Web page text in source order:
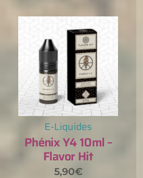
E-Liquides
Phénix Y4 10ml –
Flavor Hit
5,90€